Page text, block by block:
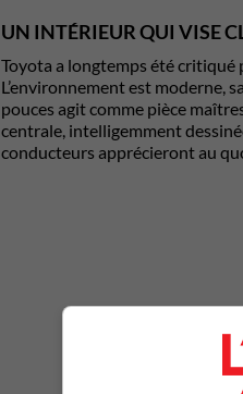
UN INTÉRIEUR QUI VISE
Toyota a longtemps été critiqué
L’environnement est moderne,
pouces agit comme pièce
centrale, intelligemment
conducteurs apprécieront au